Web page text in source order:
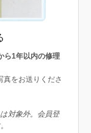
ら1年以内の修理
真をお送りくださ
対象外。会員登